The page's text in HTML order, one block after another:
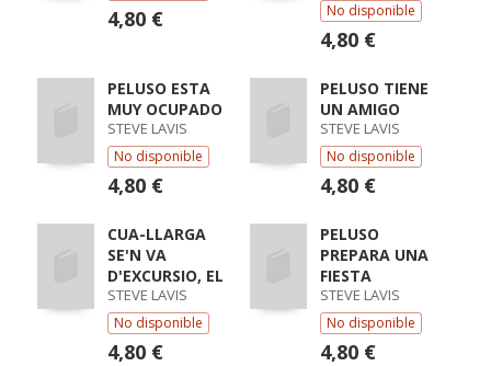
4,80 € No disponible
4,80 €
PELUSO ESTA
MUY OCUPADO
STEVE LAVIS
No disponible
4,80 €
PELUSO TIENE
UN AMIGO
STEVE LAVIS
No disponible
4,80 €
CUA-LLARGA
SE'N VA
D'EXCURSIO, EL
STEVE LAVIS
No disponible
4,80 €
PELUSO
PREPARA UNA
FIESTA
STEVE LAVIS
No disponible
4,80 €